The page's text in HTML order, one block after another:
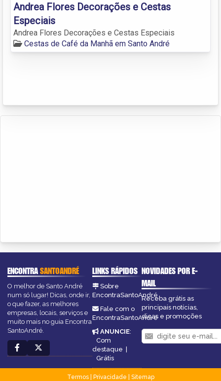
Andrea Flores Decorações e Cestas
Especiais
Andrea Flores Decorações e Cestas Especiais
Cestas de Café da Manhã em Santo André
ENCONTRASANTOANDRÉ
O melhor de Santo André
num só lugar! Dicas, onde ir,
o que fazer, as melhores
empresas, locais, serviços e
muito mais no guia Encontra
SantoAndré.
LINKS RÁPIDOS
Sobre
EncontraSantoAndré
Fale com o
EncontraSantoAndré
ANUNCIE:
Com
destaque |
Grátis
NOVIDADES POR E-
MAIL
Receba grátis as
principais notícias,
dicas e promoções
Termos| Privacidade
Sitemap